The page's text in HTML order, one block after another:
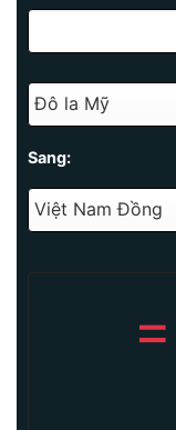
Sang:
=